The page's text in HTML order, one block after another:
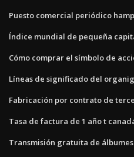
Puesto comercial periódico
Índice mundial de pequeña
Cómo comprar el símbolo de
Líneas de significado del
Fabricación por contrato de
Tasa de factura de 1 año t
Transmisión gratuita de